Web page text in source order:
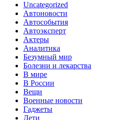
Uncategorized
Автоновости
Автособытия
Автоэксперт
Актеры
Аналитика
Безумный мир
Болезни и лекарства
В мире
В России
Вещи
Военные новости
Гаджеты
Дети